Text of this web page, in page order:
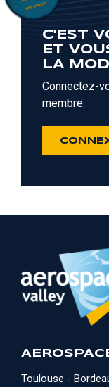
C'EST
ET
LA
Connectez-
membre.
Toulouse -